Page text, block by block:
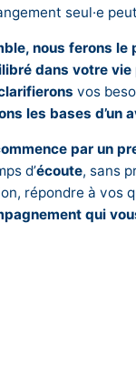
seul·e
nous ferons
dans votre
vos
les bases d’un
par un
d’écoute, sans
répondre à vos
qui